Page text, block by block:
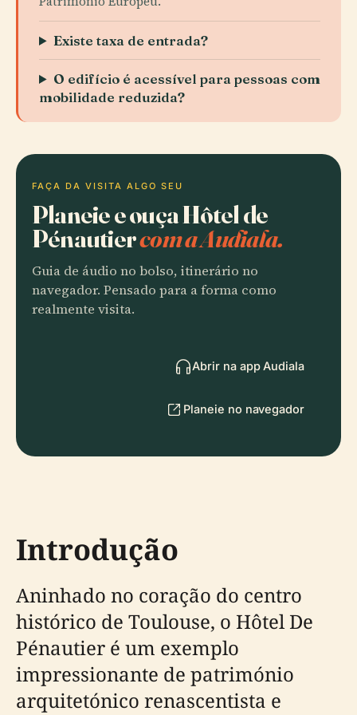
Existe taxa de entrada?
O edifício é acessível para pessoas com
mobilidade reduzida?
FAÇA DA VISITA ALGO SEU
Planeie e ouça Hôtel de
Pénautiercom a Audiala.
Guia de áudio no bolso, itinerário no
navegador. Pensado para a forma como
realmente visita.
Abrir na app Audiala
Planeie no navegador
Introdução
Aninhado no coração do centro
histórico de Toulouse, o Hôtel De
Pénautier é um exemplo
impressionante de património
arquitetónico renascentista e